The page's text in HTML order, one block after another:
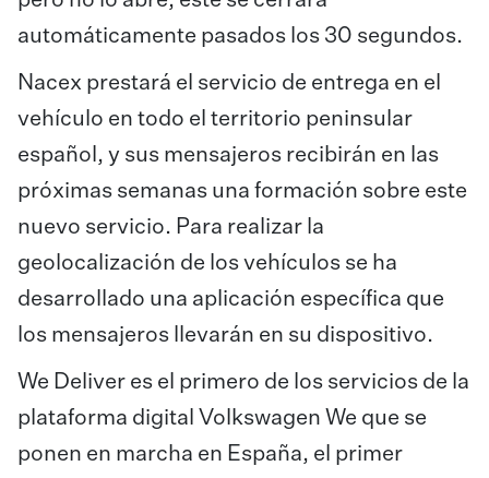
automáticamente pasados los 30 segundos.
Nacex prestará el servicio de entrega en el
vehículo en todo el territorio peninsular
español, y sus mensajeros recibirán en las
próximas semanas una formación sobre este
nuevo servicio. Para realizar la
geolocalización de los vehículos se ha
desarrollado una aplicación específica que
los mensajeros llevarán en su dispositivo.
We Deliver es el primero de los servicios de la
plataforma digital Volkswagen We que se
ponen en marcha en España, el primer